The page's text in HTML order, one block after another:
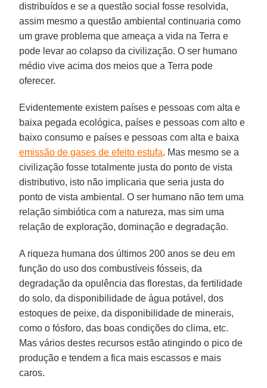
distribuídos e se a questão social fosse resolvida,
assim mesmo a questão ambiental continuaria como
um grave problema que ameaça a vida na Terra e
pode levar ao colapso da civilização. O ser humano
médio vive acima dos meios que a Terra pode
oferecer.
Evidentemente existem países e pessoas com alta e
baixa pegada ecológica, países e pessoas com alto e
baixo consumo e países e pessoas com alta e baixa
emissão de gases de efeito estufa. Mas mesmo se a
civilização fosse totalmente justa do ponto de vista
distributivo, isto não implicaria que seria justa do
ponto de vista ambiental. O ser humano não tem uma
relação simbiótica com a natureza, mas sim uma
relação de exploração, dominação e degradação.
A riqueza humana dos últimos 200 anos se deu em
função do uso dos combustíveis fósseis, da
degradação da opulência das florestas, da fertilidade
do solo, da disponibilidade de água potável, dos
estoques de peixe, da disponibilidade de minerais,
como o fósforo, das boas condições do clima, etc.
Mas vários destes recursos estão atingindo o pico de
produção e tendem a fica mais escassos e mais
caros.